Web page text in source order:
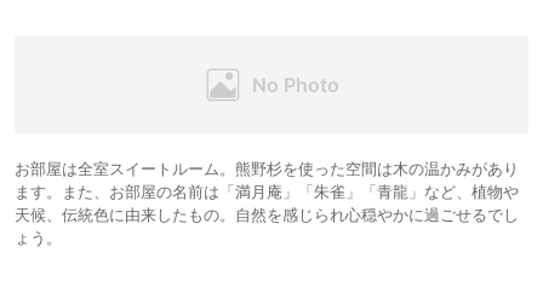
お部屋は全室スイートルーム。熊野杉を使った空間は木の温かみがあり
ます。また、お部屋の名前は「満月庵」「朱雀」「青龍」など、植物や
天候、伝統色に由来したもの。自然を感じられ心穏やかに過ごせるでし
ょう。